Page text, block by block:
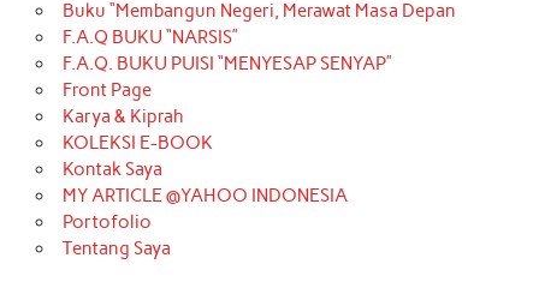
b
o
o
k
a
g
r
a
m
o
k
e
r
e
d
t
e
u
b
Buku “Membangun Negeri, Merawat Masa Depan
F.A.Q BUKU “NARSIS”
F.A.Q. BUKU PUISI “MENYESAP SENYAP”
Front Page
Karya & Kiprah
KOLEKSI E-BOOK
Kontak Saya
MY ARTICLE @YAHOO INDONESIA
Portofolio
Tentang Saya